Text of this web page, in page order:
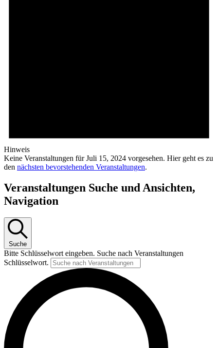
Hinweis
Keine Veranstaltungen für Juli 15, 2024 vorgesehen. Hier geht es zu
den nächsten bevorstehenden Veranstaltungen.
Veranstaltungen Suche und Ansichten,
Navigation
Suche
Bitte Schlüsselwort eingeben. Suche nach Veranstaltungen
Schlüsselwort.